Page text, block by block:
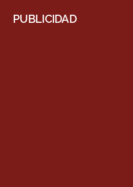
PUBLICIDAD